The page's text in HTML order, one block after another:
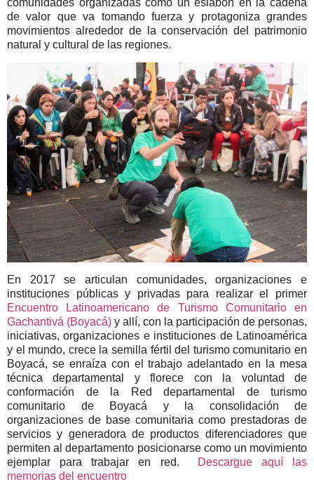
comunidades organizadas como un eslabón en la cadena
de valor que va tomando fuerza y protagoniza grandes
movimientos alrededor de la conservación del patrimonio
natural y cultural de las regiones.
En 2017 se articulan comunidades, organizaciones e
instituciones públicas y privadas para realizar el primer
Encuentro Latinoamericano de Turismo Comunitario en
Gachantivá (Boyacá) y allí, con la participación de personas,
iniciativas, organizaciones e instituciones de Latinoamérica
y el mundo, crece la semilla fértil del turismo comunitario en
Boyacá, se enraíza con el trabajo adelantado en la mesa
técnica
departamental y florece con la voluntad de
conformación de la Red departamental de turismo
comunitario de Boyacá y la consolidación de
organizaciones de base comunitaria como prestadoras de
servicios y generadora de productos diferenciadores que
permiten al departamento posicionarse como un movimiento
ejemplar para trabajar en red.
Descargue aquí las
memorias del encuentro